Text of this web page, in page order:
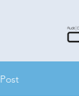
Post